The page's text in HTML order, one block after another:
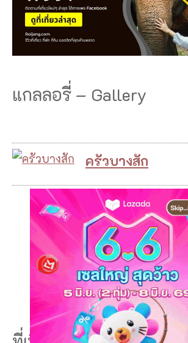
แกลลอรี่ – Gallery
ครัวบางสัก